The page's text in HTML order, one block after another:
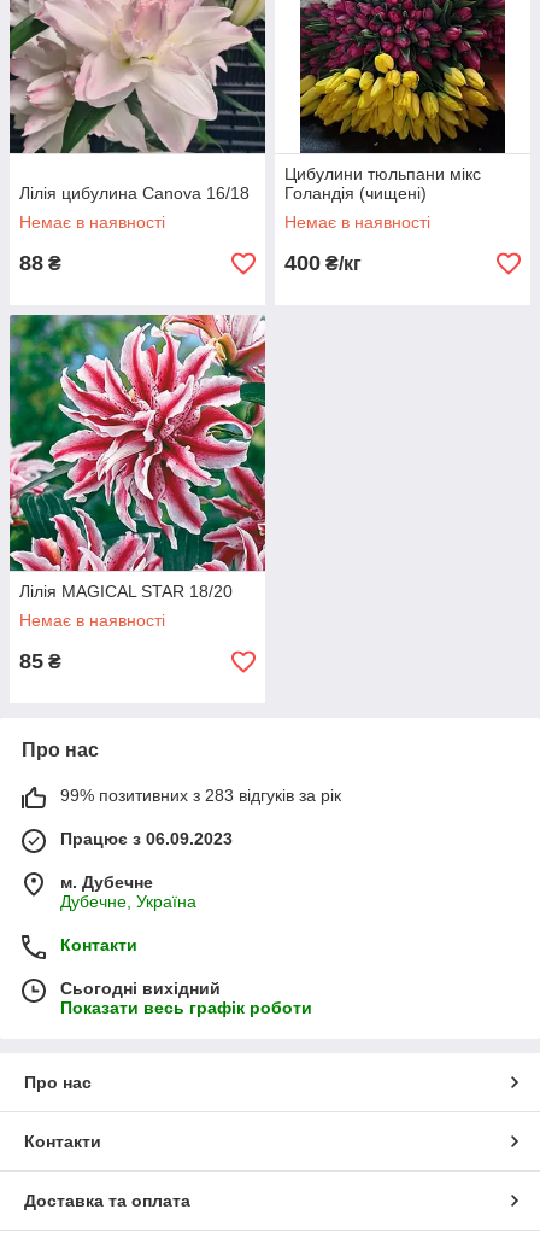
Лілія цибулина Canova 16/18
Немає в наявності
88 ₴
Цибулини тюльпани мікс
Голандія (чищені)
Немає в наявності
400 ₴/кг
Лілія MAGICAL STAR 18/20
Немає в наявності
85 ₴
Про нас
99% позитивних з 283 відгуків за рік
Працює з 06.09.2023
м. Дубечне
Дубечне, Україна
Контакти
Сьогодні вихідний
Показати весь графік роботи
Про нас
Контакти
Доставка та оплата